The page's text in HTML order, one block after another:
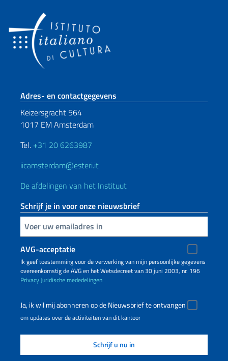
Voetregel sectie
Adres- en contactgegevens
Keizersgracht 564
1017 EM Amsterdam
Tel. +31 20 6263987
iicamsterdam@esteri.it
De afdelingen van het Instituut
Schrijf je in voor onze nieuwsbrief
Voer uw e-mailadres in
AVG-acceptatie
Ik geef toestemming voor de verwerking van mijn persoonlijke gegevens
overeenkomstig de AVG en het Wetsdecreet van 30 juni 2003, nr. 196
Privacy Juridische mededelingen
Ja, ik wil mij abonneren op de Nieuwsbrief te ontvangen
om updates over de activiteiten van dit kantoor